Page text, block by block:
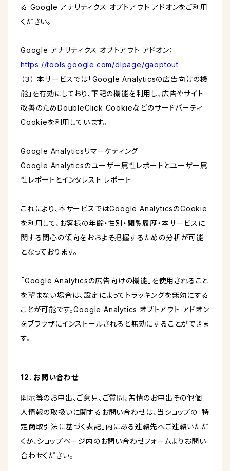
る Google アナリティクス オプトアウト アドオンをご利用
ください。
Google アナリティクス オプトアウト アドオン：
https://tools.google.com/dlpage/gaoptout
（３） 本サービスでは「Google Analyticsの広告向けの機
能」を有効にしており、下記の機能を利用し、広告やサイト
改善のためDoubleClick Cookieなどのサードパーティ
Cookieを利用しています。
Google Analyticsリマーケティング
Google Analyticsのユーザー属性レポートとユーザー属
性レポートとインタレスト レポート
これにより、本サービスではGoogle AnalyticsのCookie
を利用して、お客様の年齢・性別・閲覧履歴・本サービスに
関する関心の傾向をおおよそ把握するための分析が可能
となっております。
「Google Analyticsの広告向けの機能」を使用されること
を望まない場合は、設定によってトラッキングを無効にする
ことが可能です。Google Analytics オプトアウト アドオン
をブラウザにインストールされると無効にすることができま
す。
12. お問い合わせ
開示等のお申出、ご意見、ご質問、苦情のお申出その他個
人情報の取扱いに関するお問い合わせは、当ショップの「特
定商取引法に基づく表記」内にある連絡先へご連絡いただ
くか、ショップページ内のお問い合わせフォームよりお問い
合わせください。